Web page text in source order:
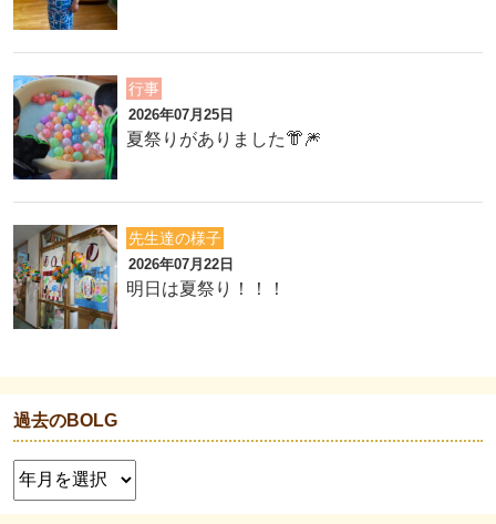
行事
2026年07月25日
夏祭りがありました👘🎆
先生達の様子
2026年07月22日
明日は夏祭り！！！
過去のBOLG